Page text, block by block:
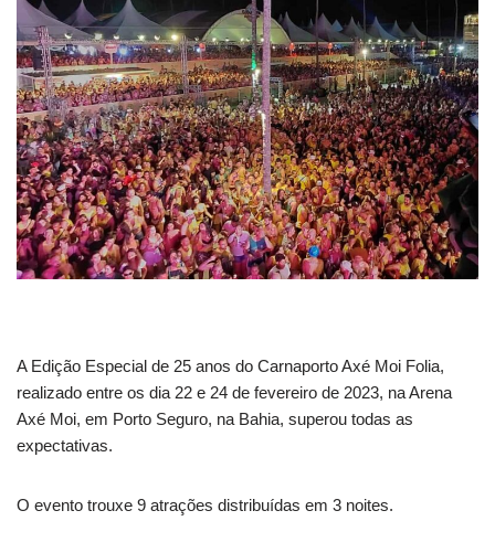
A Edição Especial de 25 anos do Carnaporto Axé Moi Folia,
realizado entre os dia 22 e 24 de fevereiro de 2023, na Arena
Axé Moi, em Porto Seguro, na Bahia, superou todas as
expectativas.
O evento trouxe 9 atrações distribuídas em 3 noites.